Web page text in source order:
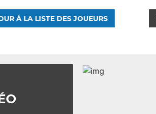
À LA LISTE DES JOUEURS